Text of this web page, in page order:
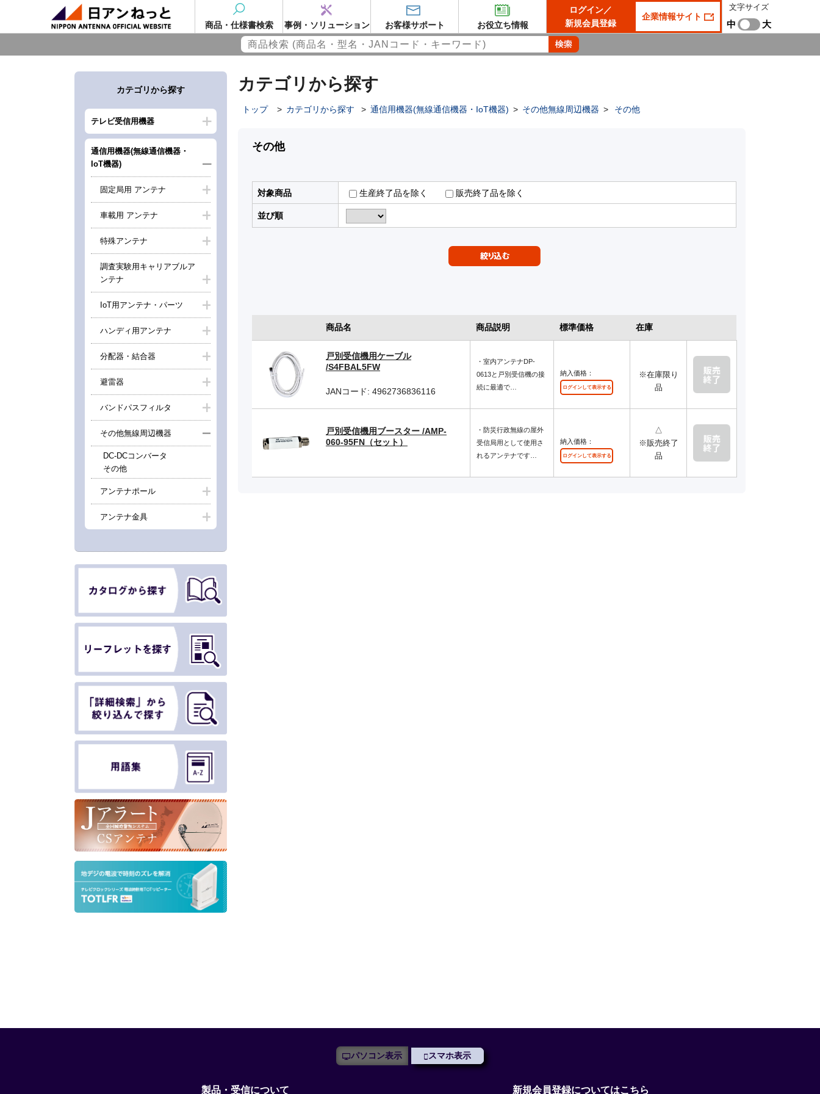
商品・仕様書検索 事例・ソリューション お客様サポート お役立ち情報
ログイン／
新規会員登録
企業情報サイト
文字サイズ
中 大
カテゴリから探す
テレビ受信用機器
通信用機器(無線通信機器・
IoT機器)
固定局用 アンテナ
車載用 アンテナ
特殊アンテナ
調査実験用キャリアブルア
ンテナ
IoT用アンテナ・パーツ
ハンディ用アンテナ
分配器・結合器
避雷器
バンドパスフィルタ
その他無線周辺機器
DC-DCコンバータ
その他
アンテナポール
アンテナ金具
カテゴリから探す
トップ > カテゴリから探す > 通信用機器(無線通信機器・IoT機器) > その他無線周辺機器 > その他
その他
対象商品 生産終了品を除く 販売終了品を除く
並び順
商品名 商品説明 標準価格 在庫
戸別受信機用ケーブル
/S4FBAL5FW
JANコード: 4962736836116
・室内アンテナDP-
0613と戸別受信機の接
続に最適で…
納入価格：
ログインして表示する
※在庫限り
品
戸別受信機用ブースター /AMP-
060-95FN（セット）
・防災行政無線の屋外
受信局用として使用さ
れるアンテナです…
納入価格：
ログインして表示する
△
※販売終了
品
パソコン表示 スマホ表示
製品・受信について 新規会員登録についてはこちら